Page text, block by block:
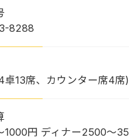
8288
卓13席、カウンター席4席)
1000円 ディナー2500〜